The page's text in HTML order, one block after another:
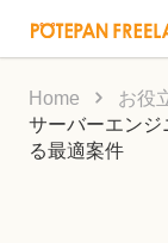
Home
お役
サーバーエン
る最適案件